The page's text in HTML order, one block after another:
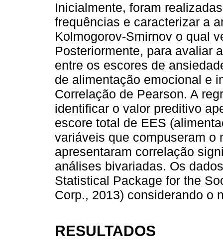
Inicialmente, foram
frequências e caracterizar a
Kolmogorov-Smirnov o qual
Posteriormente, para avaliar
entre os escores de
de alimentação emocional e
Correlação de Pearson. A
identificar o valor preditivo
escore total de EES
variáveis que compuseram o
apresentaram correlação
análises bivariadas. Os
Statistical Package for the
Corp., 2013) considerando o
RESULTADOS